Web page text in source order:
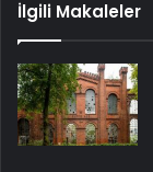
İlgili Makaleler